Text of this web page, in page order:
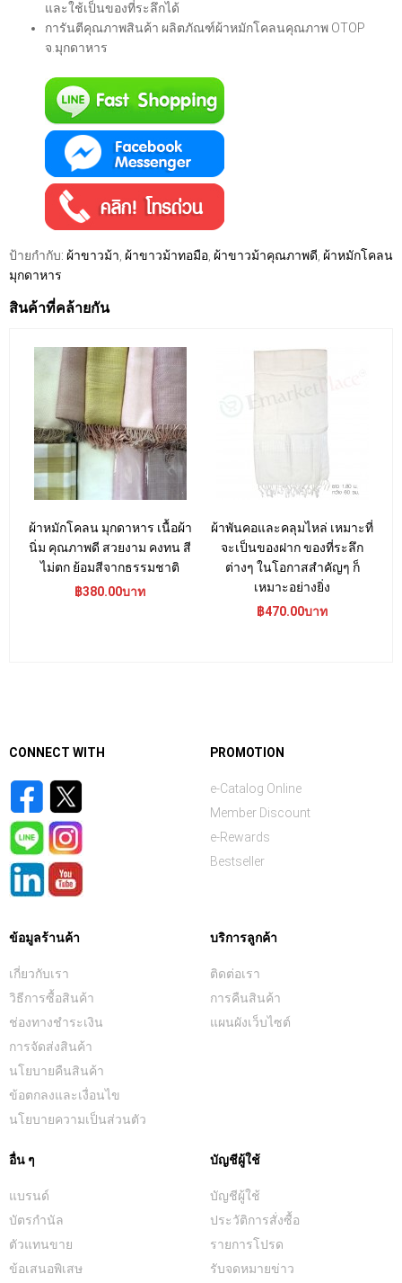
และใช้เป็นของที่ระลึกได้
การันตีคุณภาพสินค้า ผลิตภัณฑ์ผ้าหมักโคลนคุณภาพ OTOP
จ.มุกดาหาร
ป้ายกำกับ: ผ้าขาวม้า ผ้าขาวม้าทอมือ ผ้าขาวม้าคุณภาพดี ผ้าหมักโคลน
มุกดาหาร
สินค้าที่คล้ายกัน
ผ้าหมักโคลน มุกดาหาร เนื้อผ้า
นิ่ม คุณภาพดี สวยงาม คงทน สี
ไม่ตก ย้อมสีจากธรรมชาติ
฿380.00บาท
ผ้าพันคอและคลุมไหล่ เหมาะที่
จะเป็นของฝาก ของที่ระลึก
ต่างๆ ในโอกาสสำคัญๆ ก็
เหมาะอย่างยิ่ง
฿470.00บาท
CONNECT WITH PROMOTION
e-Catalog Online
Member Discount
e-Rewards
Bestseller
ข้อมูลร้านค้า
เกี่ยวกับเรา
วิธีการซื้อสินค้า
ช่องทางชำระเงิน
การจัดส่งสินค้า
นโยบายคืนสินค้า
ข้อตกลงและเงื่อนไข
นโยบายความเป็นส่วนตัว
บริการลูกค้า
ติดต่อเรา
การคืนสินค้า
แผนผังเว็บไซต์
อื่น ๆ
แบรนด์
บัตรกำนัล
ตัวแทนขาย
ข้อเสนอพิเสษ
บัญชีผู้ใช้
บัญชีผู้ใช้
ประวัติการสั่งซื้อ
รายการโปรด
รับจดหมายข่าว